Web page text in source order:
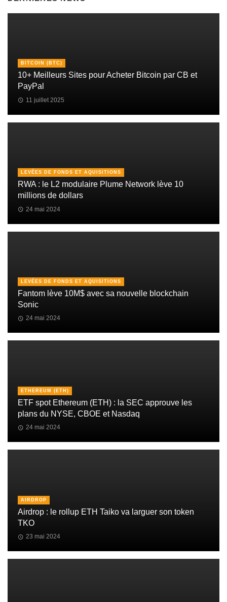
BITCOIN (BTC)
10+ Meilleurs Sites pour Acheter Bitcoin par CB et
PayPal
11 juillet 2025
LEVÉES DE FONDS ET AQUISITIONS
RWA : le L2 modulaire Plume Network lève 10
millions de dollars
24 mai 2024
LEVÉES DE FONDS ET AQUISITIONS
Fantom lève 10M$ avec sa nouvelle blockchain
Sonic
24 mai 2024
ETHEREUM (ETH)
ETF spot Ethereum (ETH) : la SEC approuve les
plans du NYSE, CBOE et Nasdaq
24 mai 2024
AIRDROP
Airdrop : le rollup ETH Taiko va larguer son token
TKO
23 mai 2024